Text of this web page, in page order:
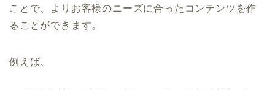
ことで、よりお客様のニーズに合ったコンテンツを作
ることができます。
例えば、